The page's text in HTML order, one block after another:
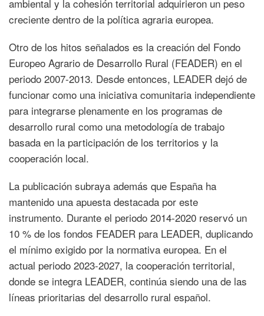
ambiental y la cohesión territorial adquirieron un peso
creciente dentro de la política agraria europea.
Otro de los hitos señalados es la creación del Fondo
Europeo Agrario de Desarrollo Rural (FEADER) en el
periodo 2007-2013. Desde entonces, LEADER dejó de
funcionar como una iniciativa comunitaria independiente
para integrarse plenamente en los programas de
desarrollo rural como una metodología de trabajo
basada en la participación de los territorios y la
cooperación local.
La publicación subraya además que España ha
mantenido una apuesta destacada por este
instrumento. Durante el periodo 2014-2020 reservó un
10 % de los fondos FEADER para LEADER, duplicando
el mínimo exigido por la normativa europea. En el
actual periodo 2023-2027, la cooperación territorial,
donde se integra LEADER, continúa siendo una de las
líneas prioritarias del desarrollo rural español.